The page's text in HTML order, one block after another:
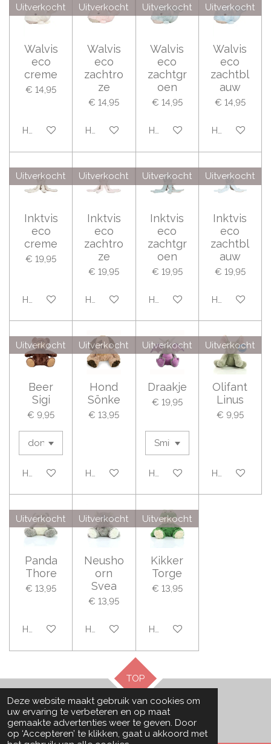
Deze website maakt gebruik van cookies om
uw ervaring te verbeteren en op maat
gemaakte advertenties weer te geven. Door
op ‘Accepteren’ te klikken, gaat u akkoord met
Uitverkocht
Walvis
eco
creme
€ 14,95
Houd mij op de hoogte
Uitverkocht
Walvis
eco
zachtro
ze
€ 14,95
Houd mij op de hoogte
Uitverkocht
Walvis
eco
zachtgr
oen
€ 14,95
Houd mij op de hoogte
Uitverkocht
Walvis
eco
zachtbl
auw
€ 14,95
Houd mij op
Uitverkocht
Inktvis
eco
creme
€ 19,95
Houd mij op de hoogte
Uitverkocht
Inktvis
eco
zachtro
ze
€ 19,95
Houd mij op de hoogte
Uitverkocht
Inktvis
eco
zachtgr
oen
€ 19,95
Houd mij op de hoogte
Uitverkocht
Inktvis
eco
zachtbl
auw
€ 19,95
Houd mij op
Uitverkocht
Beer
Sigi
€ 9,95
Houd mij op de hoogte
Uitverkocht
Hond
Sönke
€ 13,95
Houd mij op de hoogte
Uitverkocht
Draakje
€ 19,95
Houd mij op de hoogte
Uitverkocht
Olifant
Linus
€ 9,95
Houd mij op
Uitverkocht
Panda
Thore
€ 13,95
Houd mij op de hoogte
Uitverkocht
Neusho
orn
Svea
€ 13,95
Houd mij op de hoogte
Uitverkocht
Kikker
Torge
€ 13,95
Houd mij op de hoogte
TOP
© 2024 Little Wonders by Luna